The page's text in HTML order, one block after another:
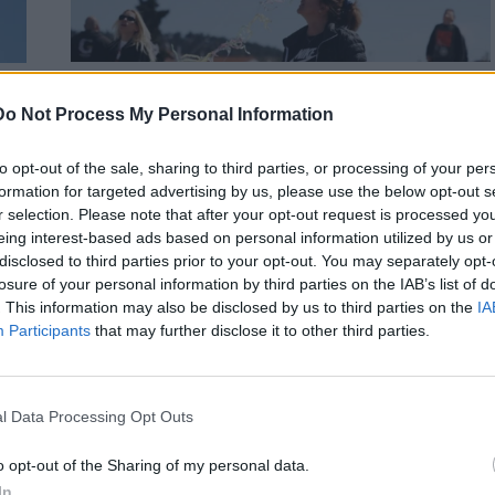
Not Process My Personal Information
opt-out of the sale, sharing to third parties, or processing of your
for targeted advertising by us, please use the below opt-out
selection. Please note that after your opt-out request is processed
interest-based ads based on personal information utilized by us
to third parties prior to your opt-out. You may separately
of your personal information by third parties on the IAB’s list of
This information may also be disclosed by us to third parties on the
Participants that may further disclose it to other third parties.
Data Processing Opt Outs
opt-out of the Sharing of my personal data.
μόνοι σας χαρταετό
Το πέταγμα του χαρταετού αποτελεί την πιο αγαπημένη
παράδοση της Καθαράς Δευτέρας, χαρίζοντας στιγμές χαράς
σε κάθε ηλικία. Αν φέτος…
Newsroom 22 Φεβρουαρίου, 2026